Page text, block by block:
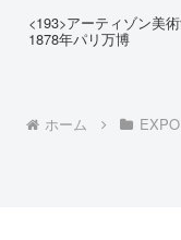
<193>アーティゾン美
1878年パリ万博
ホーム EXPO